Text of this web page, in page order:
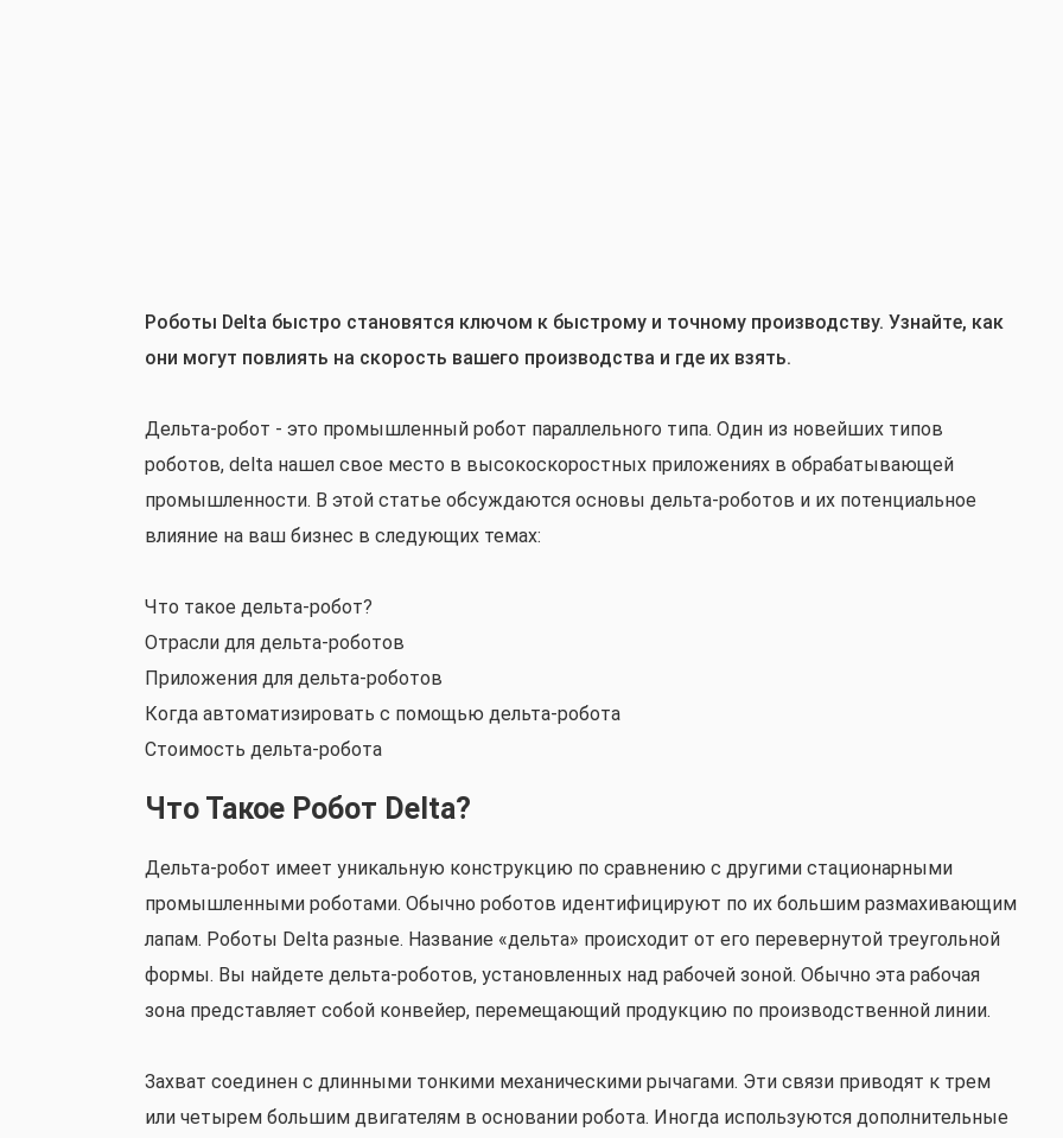
Роботы Delta быстро становятся ключом к быстрому и точному производству. Узнайте, как
они могут повлиять на скорость вашего производства и где их взять.
Дельта-робот - это промышленный робот параллельного типа. Один из новейших типов
роботов, delta нашел свое место в высокоскоростных приложениях в обрабатывающей
промышленности. В этой статье обсуждаются основы дельта-роботов и их потенциальное
влияние на ваш бизнес в следующих темах:
Что такое дельта-робот?
Отрасли для дельта-роботов
Приложения для дельта-роботов
Когда автоматизировать с помощью дельта-робота
Стоимость дельта-робота
Что Такое Робот Delta?
Дельта-робот имеет уникальную конструкцию по сравнению с другими стационарными
промышленными роботами. Обычно роботов идентифицируют по их большим размахивающим
лапам. Роботы Delta разные. Название «дельта» происходит от его перевернутой треугольной
формы. Вы найдете дельта-роботов, установленных над рабочей зоной. Обычно эта рабочая
зона представляет собой конвейер, перемещающий продукцию по производственной линии.
Захват соединен с длинными тонкими механическими рычагами. Эти связи приводят к трем
или четырем большим двигателям в основании робота. Иногда используются дополнительные